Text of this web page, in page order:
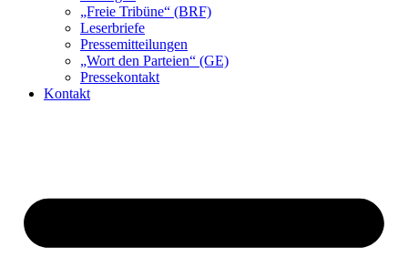
„Freie Tribüne“ (BRF)
Leserbriefe
Pressemitteilungen
„Wort den Parteien“ (GE)
Pressekontakt
Kontakt